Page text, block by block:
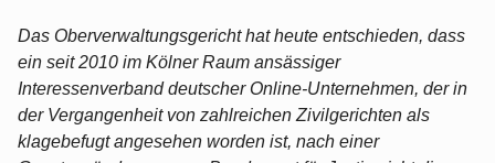
Das Oberverwaltungsgericht hat heute entschieden, dass
ein seit 2010 im Kölner Raum ansässiger
Interessenverband deutscher Online-Unternehmen, der in
der Vergangenheit von zahlreichen Zivilgerichten als
klagebefugt angesehen worden ist, nach einer